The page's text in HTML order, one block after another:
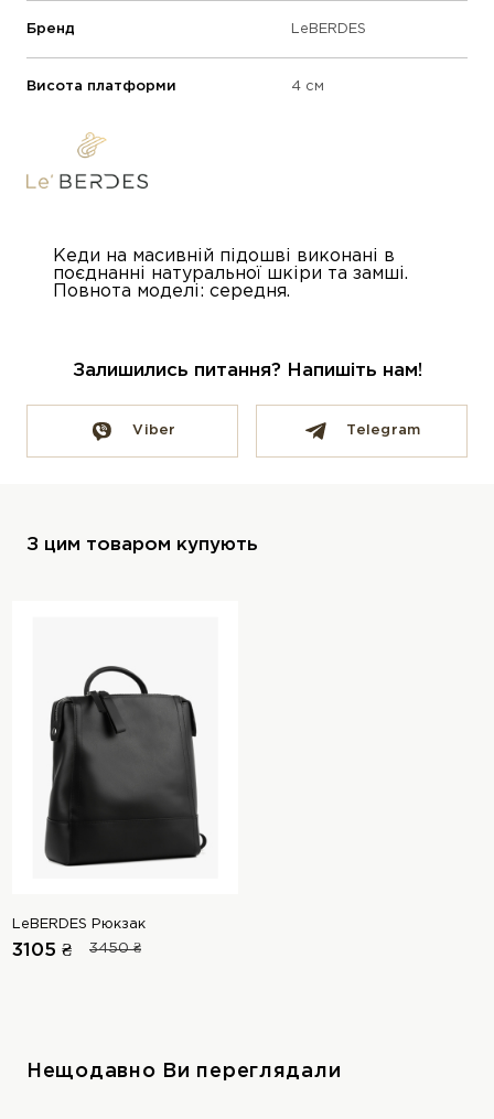
Бренд LeBERDES
Висота платформи 4 см
Кеди на масивній підошві виконані в
поєднанні натуральної шкіри та замші.
Повнота моделі: середня.
Залишились питання? Напишіть нам!
Viber Telegram
З цим товаром купують
LeBERDES Рюкзак
3105 ₴ 3450 ₴
Нещодавно Ви переглядали